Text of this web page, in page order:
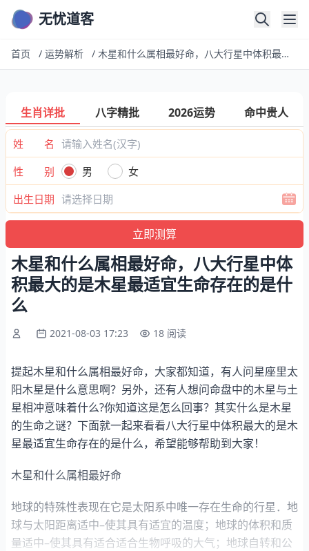
无忧道客
首页 / 运势解析 / 木星和什么属相最好命，八大行星中体积最大的是木星最适宜生命存在的是什么
生肖详批 八字精批 2026运势 命中贵人
姓 名
性 别
男
女
出生日期
木星和什么属相最好命，八大行星中体
积最大的是木星最适宜生命存在的是什
么
2021-08-03 17:23 18 阅读
提起木星和什么属相最好命，大家都知道，有人问星座里太
阳木星是什么意思啊？另外，还有人想问命盘中的木星与土
星相冲意味着什么?你知道这是怎么回事？其实什么是木星
的生命之谜？下面就一起来看看八大行星中体积最大的是木
星最适宜生命存在的是什么，希望能够帮助到大家！
木星和什么属相最好命
地球的特殊性表现在它是太阳系中唯一存在生命的行星．地
球与太阳距离适中–使其具有适宜的温度；地球的体积和质
量适中–使其具有适合适合生物呼吸的大气；地球自转和公